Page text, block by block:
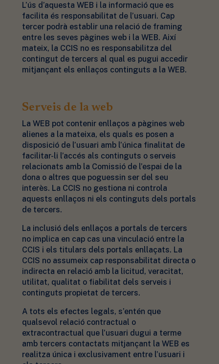
L’ús d’aquesta WEB i la informació que es
facilita és responsabilitat de l’usuari. Cap
tercer podrà establir una relació de framing
entre les seves pàgines web i la WEB. Així
mateix, la CCIS no es responsabilitza del
contingut de tercers al qual es pugui accedir
mitjançant els enllaços continguts a la WEB.
Serveis de la web
La WEB pot contenir enllaços a pàgines web
alienes a la mateixa, els quals es posen a
disposició de l’usuari amb l’única finalitat de
facilitar-li l’accés als continguts o serveis
relacionats amb la Comissió de l’espai de la
dona o altres que poguessin ser del seu
interès. La CCIS no gestiona ni controla
aquests enllaços ni els continguts dels portals
de tercers.
La inclusió dels enllaços a portals de tercers
no implica en cap cas una vinculació entre la
CCIS i els titulars dels portals enllaçats. La
CCIS no assumeix cap responsabilitat directa o
indirecta en relació amb la licitud, veracitat,
utilitat, qualitat o fiabilitat dels serveis i
continguts propietat de tercers.
A tots els efectes legals, s’entén que
qualsevol relació contractual o
extracontractual que l’usuari dugui a terme
amb tercers contactats mitjançant la WEB es
realitza única i exclusivament entre l’usuari i